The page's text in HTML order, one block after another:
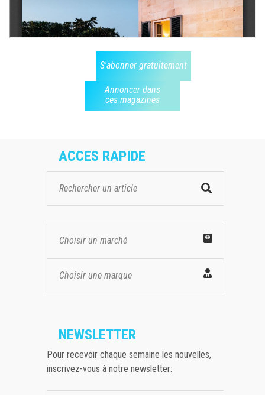
S'abonner gratuitement
Annoncer dans
ces magazines
ACCES RAPIDE
Choisir un marché
Choisir une marque
NEWSLETTER
Pour recevoir chaque semaine les nouvelles,
inscrivez-vous à notre newsletter: